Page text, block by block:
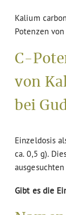
Kalium
Potenzen
C-
von
bei
Einzeldosis
ca. 0,5 g).
Gibt es die